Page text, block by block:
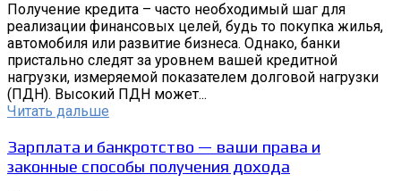
Получение кредита – часто необходимый шаг для
реализации финансовых целей, будь то покупка жилья,
автомобиля или развитие бизнеса. Однако, банки
пристально следят за уровнем вашей кредитной
нагрузки, измеряемой показателем долговой нагрузки
(ПДН). Высокий ПДН может...
Читать дальше
Зарплата и банкротство — ваши права и
законные способы получения дохода